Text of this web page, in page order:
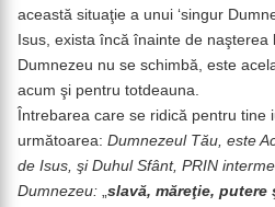
această situaţie a unui ‘singur
Isus, exista încă înainte de
Dumnezeu nu se schimbă, este
acum şi pentru totdeauna.
Întrebarea care se ridică pentru tine
următoarea: Dumnezeul Tău, este
de Isus, şi Duhul Sfânt, PRIN
Dumnezeu: „slavă, măreţie,